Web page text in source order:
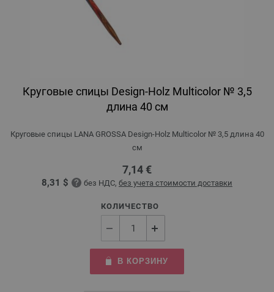
Круговые спицы Design-Holz Multicolor № 3,5
длина 40 см
Круговые спицы LANA GROSSA Design-Holz Multicolor № 3,5 длина 40
см
7,14 €
8,31 $ без НДС, без учета стоимости доставки
КОЛИЧЕСТВО
В КОРЗИНУ